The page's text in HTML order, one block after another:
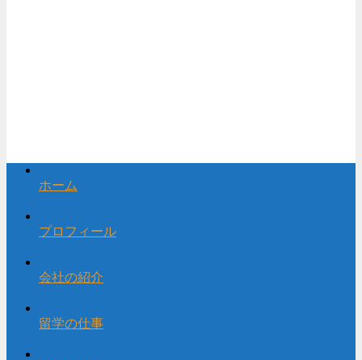
ホーム
プロフィール
会社の紹介
留学の仕事